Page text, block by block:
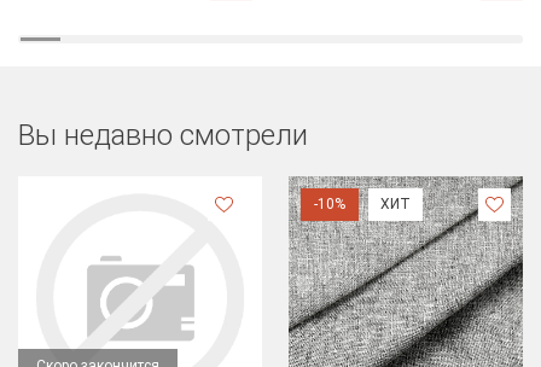
Вы недавно смотрели
-10% ХИТ